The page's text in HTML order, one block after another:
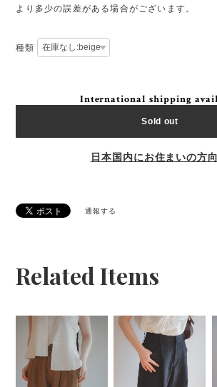
より多少の誤差がある場合がございます。
種類
International shipping
Sold out
日本国内にお住まいの方
通報する
Related Items